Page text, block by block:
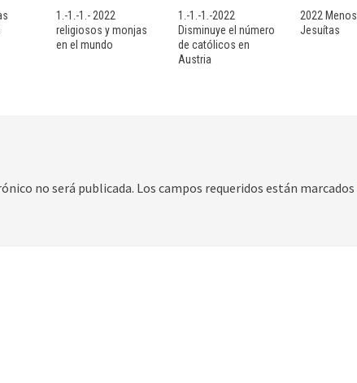
1.-1.-1.- 2022
religiosos y monjas
en el mundo
1.-1.-1.-2022
Disminuye el número
de católicos en
Austria
2022 Menos
Jesuítas
no será publicada. Los campos requeridos están marcados